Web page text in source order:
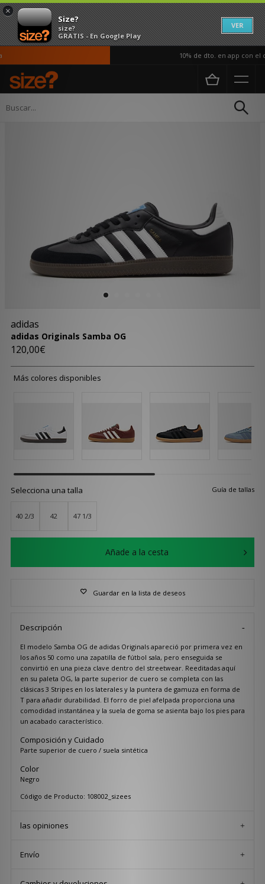
×
Size?
size?
GRATIS - En Google Play
VER
10% de dto. en app con el
Página principal
adidas
adidas Originals Samba OG
120,00€
Más colores disponibles
Guía de tallas
Selecciona una talla
40 2/3 42 47 1/3
Añade a la cesta
Guardar en la lista de deseos
Descripción
El modelo Samba OG de adidas Originals apareció por primera vez en
los años 50 como una zapatilla de fútbol sala, pero enseguida se
convirtió en una pieza clave dentro del streetwear. Reeditadas aquí
en su paleta OG, la parte superior de cuero se completa con las
clásicas 3 Stripes en los laterales y la puntera de gamuza en forma de
T para añadir durabilidad. El forro de piel afelpada proporciona una
comodidad instantánea y la suela de goma se asienta bajo los pies para
un acabado característico.
Composición y Cuidado
Parte superior de cuero / suela sintética
Color
Negro
Código de Producto: 108002_sizees
las opiniones
Envío